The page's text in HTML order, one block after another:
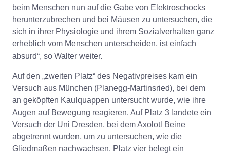
beim Menschen nun auf die Gabe von Elektroschocks
herunterzubrechen und bei Mäusen zu untersuchen, die
sich in ihrer Physiologie und ihrem Sozialverhalten ganz
erheblich vom Menschen unterscheiden, ist einfach
absurd“, so Walter weiter.
Auf den „zweiten Platz“ des Negativpreises kam ein
Versuch aus München (Planegg-Martinsried), bei dem
an geköpften Kaulquappen untersucht wurde, wie ihre
Augen auf Bewegung reagieren. Auf Platz 3 landete ein
Versuch der Uni Dresden, bei dem Axolotl Beine
abgetrennt wurden, um zu untersuchen, wie die
Gliedmaßen nachwachsen. Platz vier belegt ein